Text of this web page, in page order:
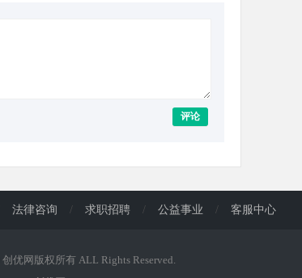
评论
法律咨询 / 求职招聘 / 公益事业 / 客服中心
优网版权所有 ALL Rights Reserved.